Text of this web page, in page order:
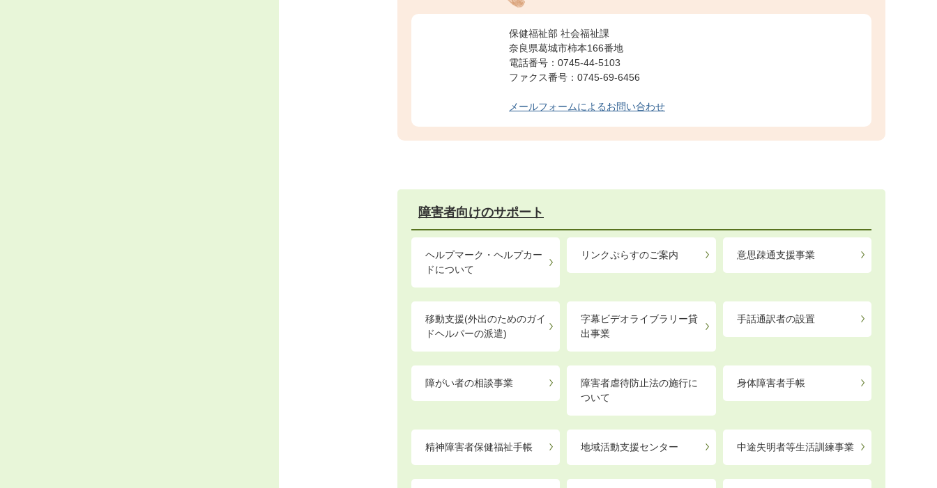
保健福祉部 社会福祉課
奈良県葛城市柿本166番地
電話番号：0745-44-5103
ファクス番号：0745-69-6456
メールフォームによるお問い合わせ
障害者向けのサポート
ヘルプマーク・ヘルプカー
ドについて
リンクぷらすのご案内 意思疎通支援事業
移動支援(外出のためのガイ
ドヘルパーの派遣)
字幕ビデオライブラリー貸
出事業
手話通訳者の設置
障がい者の相談事業
障害者虐待防止法の施行に
ついて
身体障害者手帳
精神障害者保健福祉手帳 地域活動支援センター 中途失明者等生活訓練事業